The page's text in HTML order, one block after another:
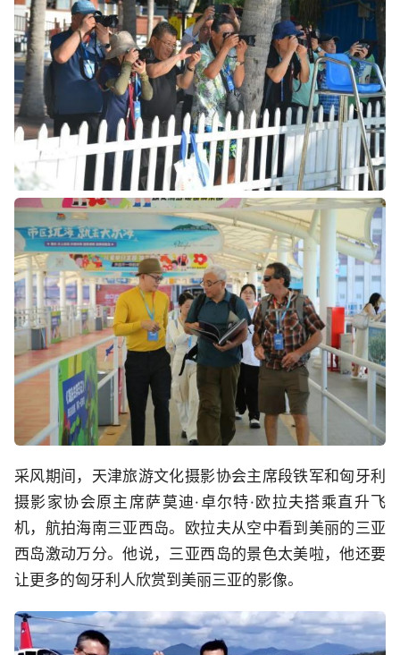
采风期间，天津旅游文化摄影协会主席段铁军和匈牙利
摄影家协会原主席萨莫迪·卓尔特·欧拉夫搭乘直升飞
机，航拍海南三亚西岛。欧拉夫从空中看到美丽的三亚
西岛激动万分。他说，三亚西岛的景色太美啦，他还要
让更多的匈牙利人欣赏到美丽三亚的影像。